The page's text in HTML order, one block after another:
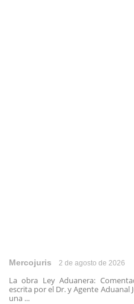
Mercojuris 2 de agosto de 2026
La obra Ley Aduanera:
escrita por el Dr. y Agente Aduanal
una ...